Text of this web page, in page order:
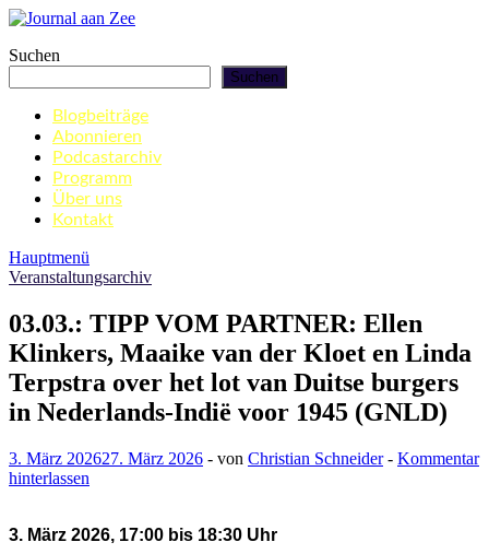
Zum
springen
Journal aan Zee
Suchen
Suchen
Blogbeiträge
Abonnieren
Podcastarchiv
Programm
Über uns
Kontakt
Hauptmenü
Veranstaltungsarchiv
03.03.: TIPP VOM PARTNER: Ellen
Klinkers, Maaike van der Kloet en Linda
Terpstra over het lot van Duitse burgers
in Nederlands-Indië voor 1945 (GNLD)
3. März 202627. März 2026 - von Christian Schneider- Kommentar
hinterlassen
3. März 2026, 17:00 bis 18:30 Uhr